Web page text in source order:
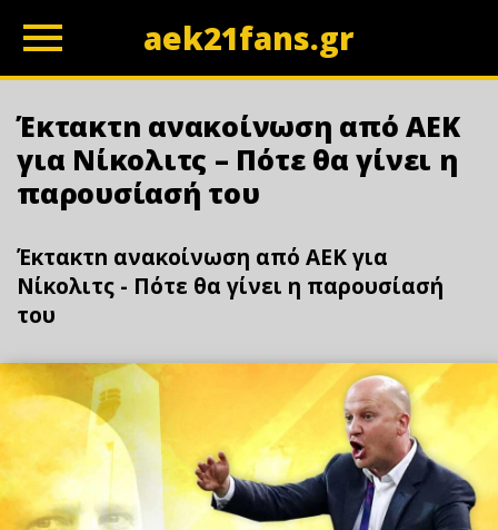
aek21fans.gr
Έκτακτn ανακοίνωση από ΑΕΚ
για Νίκολιτς – Πότε θα γίνει η
παρουσίασή του
Έκτακτn ανακοίνωση από ΑΕΚ για
Νίκολιτς - Πότε θα γίνει η παρουσίασή
του